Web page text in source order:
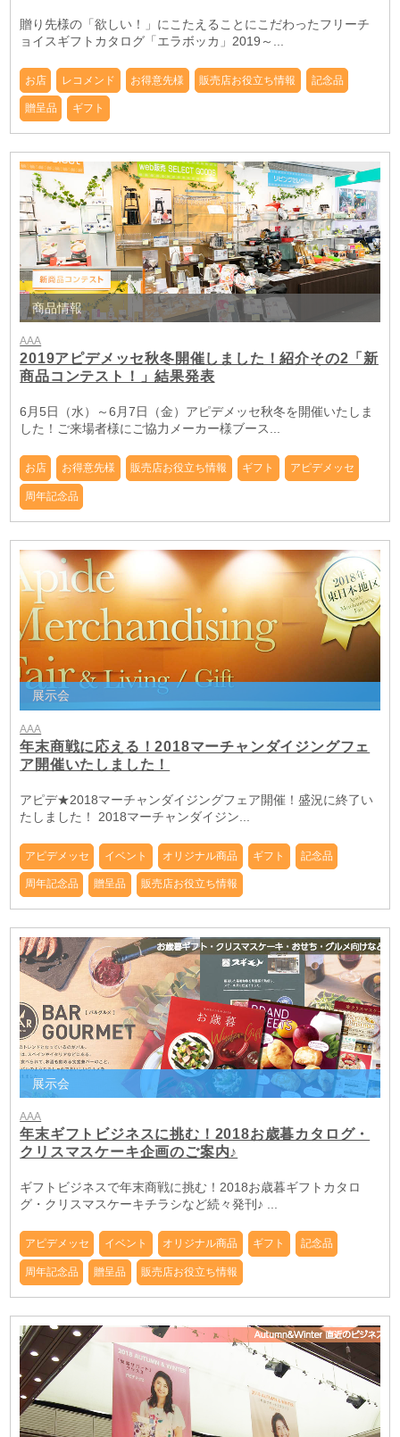
贈り先様の「欲しい！」にこたえることにこだわったフリーチ
ョイスギフトカタログ「エラボッカ」2019～...
お店 レコメンド お得意先様 販売店お役立ち情報 記念品
贈呈品 ギフト
商品情報
AAA
2019アピデメッセ秋冬開催しました！紹介その2「新
商品コンテスト！」結果発表
6月5日（水）～6月7日（金）アピデメッセ秋冬を開催いたしま
した！ご来場者様にご協力メーカー様ブース...
お店 お得意先様 販売店お役立ち情報 ギフト アピデメッセ
周年記念品
展示会
AAA
年末商戦に応える！2018マーチャンダイジングフェ
ア開催いたしました！
アピデ★2018マーチャンダイジングフェア開催！盛況に終了い
たしました！ 2018マーチャンダイジン...
アピデメッセ イベント オリジナル商品 ギフト 記念品
周年記念品 贈呈品 販売店お役立ち情報
展示会
AAA
年末ギフトビジネスに挑む！2018お歳暮カタログ・
クリスマスケーキ企画のご案内♪
ギフトビジネスで年末商戦に挑む！2018お歳暮ギフトカタロ
グ・クリスマスケーキチラシなど続々発刊♪ ...
アピデメッセ イベント オリジナル商品 ギフト 記念品
周年記念品 贈呈品 販売店お役立ち情報